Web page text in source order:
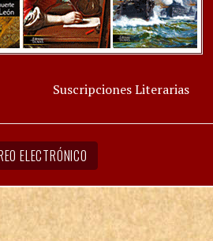
Suscripciones Literarias
ELECTRÓNICO